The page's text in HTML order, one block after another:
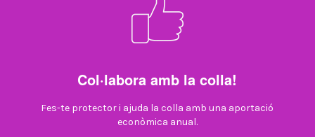
Col·labora amb la colla!
Fes-te protector i ajuda la colla amb una aportació
econòmica anual.